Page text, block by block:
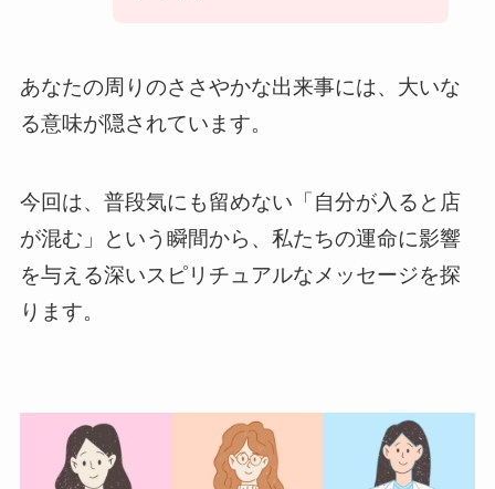
あなたの周りのささやかな出来事には、大いな
る意味が隠されています。
今回は、普段気にも留めない「自分が入ると店
が混む」という瞬間から、私たちの運命に影響
を与える深いスピリチュアルなメッセージを探
ります。